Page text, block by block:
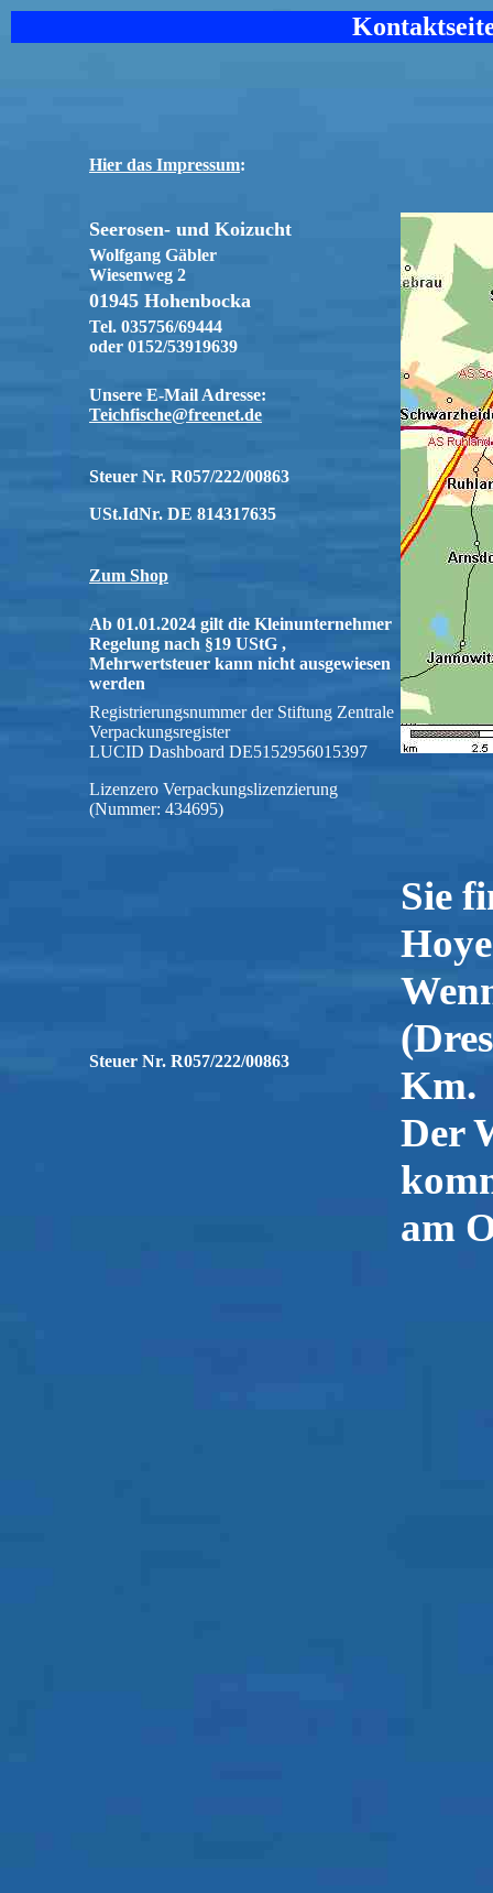
Hier das Impressum:
Seerosen- und Koizucht
Wolfgang Gäbler
Wiesenweg 2
01945 Hohenbocka
Tel. 035756/69444
oder 0152/53919639
Unsere E-Mail Adresse:
Teichfische@freenet.de
Steuer Nr. R057/222/00863
USt.IdNr. DE 814317635
Zum Shop
Ab 01.01.2024 gilt die Kleinunternehmer
Regelung nach §19 UStG ,
Mehrwertsteuer kann nicht ausgewiesen
werden
Registrierungsnummer der Stiftung Zentrale
Verpackungsregister
LUCID Dashboard DE5152956015397
Lizenzero Verpackungslizenzierung
(Nummer: 434695)
Steuer Nr. R057/222/00863
Sie
Km.
Der
am